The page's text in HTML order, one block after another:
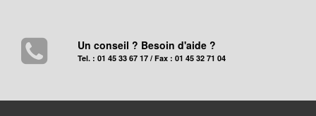
Un conseil ? Besoin d'aide ?
Tel. : 01 45 33 67 17 / Fax : 01 45 32 71 04